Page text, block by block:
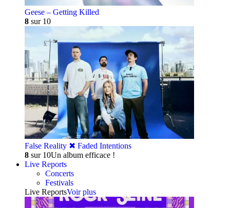
Geese – Getting Killed
8 sur 10
False Reality ✖︎ Faded Intentions
8 sur 10Un album efficace !
Live Reports
Concerts
Festivals
Live ReportsVoir plus